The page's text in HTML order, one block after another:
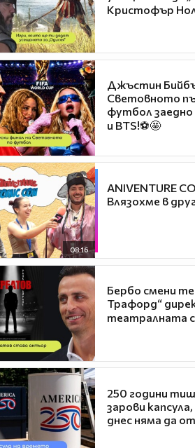
Кристофър
Джъстин
Световното
футбол
и BTS!⚽🤩
08:16
ANIVENTURE
Влязохме в
Бербо смени
Трафорд“
театралната
250 години
зарови
днес няма да